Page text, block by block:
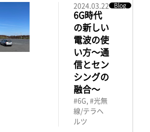
2024.03.22 Blog
6G時代
の新しい
電波の使
い方～通
信とセン
シングの
融合～
#6G, #光無
線/テラヘ
ルツ